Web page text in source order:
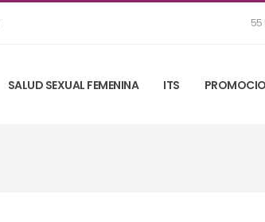
55
SALUD SEXUAL FEMENINA ITS